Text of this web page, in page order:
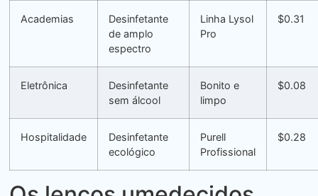
Academias
Desinfetante
de amplo
espectro
Linha Lysol
Pro
$0.31
Eletrônica
Desinfetante
sem álcool
Bonito e
limpo
$0.08
Hospitalidade
Desinfetante
ecológico
Purell
Profissional
$0.28